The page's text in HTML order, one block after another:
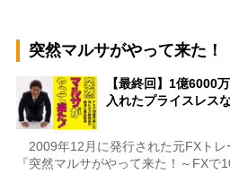
突然マルサがやって来た！
【最終回】1億6000
入れたプライスレス
2009年12月に発行された元FXトレ
『突然マルサがやって来た！～FXで